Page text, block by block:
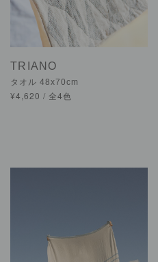
TRIANO
タオル 48x70cm
¥4,620 / 全4色